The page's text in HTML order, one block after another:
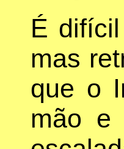
É
mas
que o
mão e